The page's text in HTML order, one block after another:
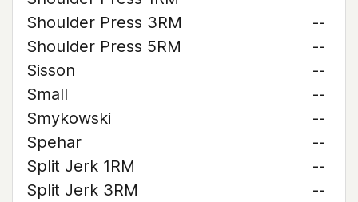
Shoulder Press 3RM
--
Shoulder Press 5RM
--
Sisson
--
Small
--
Smykowski
--
Spehar
--
Split Jerk 1RM
--
Split Jerk 3RM
--